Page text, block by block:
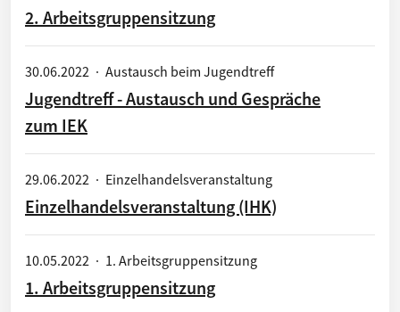
2. Arbeitsgruppensitzung
30.06.2022 · Austausch beim Jugendtreff
Jugendtreff - Austausch und Gespräche
zum IEK
29.06.2022 · Einzelhandelsveranstaltung
Einzelhandelsveranstaltung (IHK)
10.05.2022 · 1. Arbeitsgruppensitzung
1. Arbeitsgruppensitzung